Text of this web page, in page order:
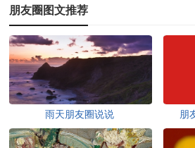
朋友圈图文推荐
雨天朋友圈说说 朋